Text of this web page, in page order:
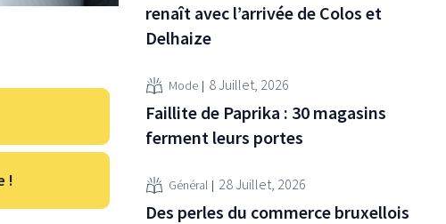
!
renaît avec l’arrivée de Colos et
Delhaize
Mode 8 Juillet, 2026
Faillite de Paprika : 30 magasins
ferment leurs portes
Général 28 Juillet, 2026
Des perles du commerce bruxellois